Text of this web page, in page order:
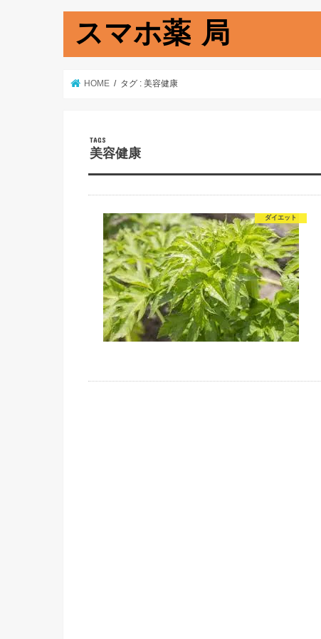
スマホ薬 局
HOME タグ : 美容健康
美容健康
ダイエット